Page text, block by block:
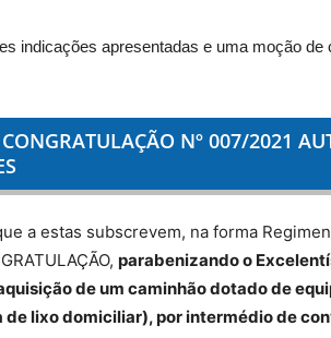
indicações apresentadas e uma moção de
Nº 007/2021
a estas subscrevem, na forma
parabenizando o
de um caminhão dotado de
lixo domiciliar), por intermédio de